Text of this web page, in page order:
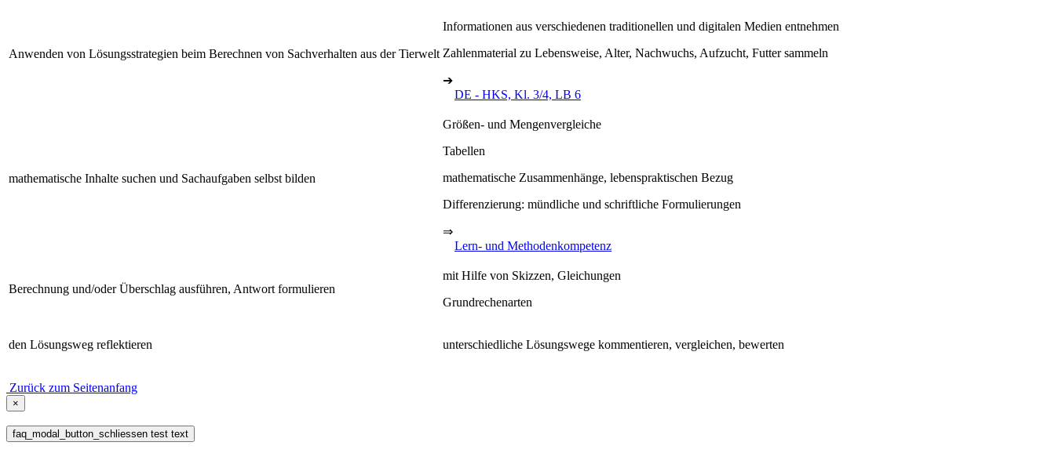
Anwenden von Lösungsstrategien beim Berechnen von Sachverhalten aus der Tierwelt
Informationen aus verschiedenen traditionellen und digitalen Medien entnehmen
Zahlenmaterial zu Lebensweise, Alter, Nachwuchs, Aufzucht, Futter sammeln
➔
DE - HKS, Kl. 3/4, LB 6
mathematische Inhalte suchen und Sachaufgaben selbst bilden
Größen- und Mengenvergleiche
Tabellen
mathematische Zusammenhänge, lebenspraktischen Bezug
Differenzierung: mündliche und schriftliche Formulierungen
⇒
Lern- und Methodenkompetenz
Berechnung und/oder Überschlag ausführen, Antwort formulieren
mit Hilfe von Skizzen, Gleichungen
Grundrechenarten
den Lösungsweg reflektieren unterschiedliche Lösungswege kommentieren, vergleichen, bewerten
Zurück zum Seitenanfang
×
faq_modal_button_schliessen test text